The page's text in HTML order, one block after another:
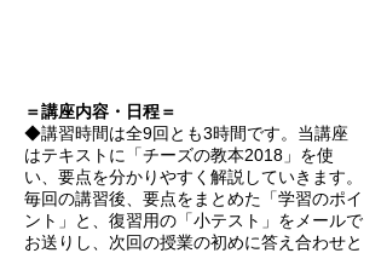
＝講座内容・日程＝
◆講習時間は全9回とも3時間です。当講座
はテキストに「チーズの教本2018」を使
い、要点を分かりやすく解説していきます。
毎回の講習後、要点をまとめた「学習のポイ
ント」と、復習用の「小テスト」をメールで
お送りし、次回の授業の初めに答え合わせと